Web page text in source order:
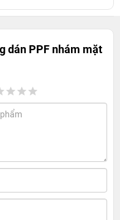
dán PPF nhám mặt